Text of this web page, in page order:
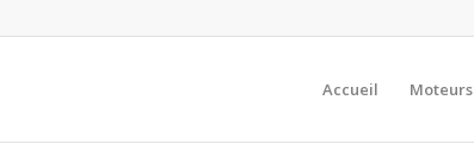
Accueil Moteurs